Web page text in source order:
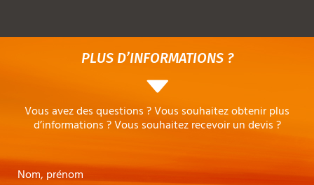
PLUS D’INFORMATIONS ?
Vous avez des questions ? Vous souhaitez obtenir plus
d’informations ? Vous souhaitez recevoir un devis ?
Nom, prénom